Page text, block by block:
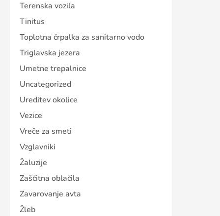
Terenska vozila
Tinitus
Toplotna črpalka za sanitarno vodo
Triglavska jezera
Umetne trepalnice
Uncategorized
Ureditev okolice
Vezice
Vreče za smeti
Vzglavniki
Žaluzije
Zaščitna oblačila
Zavarovanje avta
Žleb